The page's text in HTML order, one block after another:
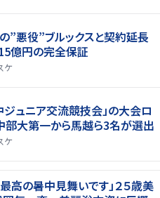
”悪役”ブルックスと契約延長
億円の完全保証
ケ
ジュニア交流競技会」の大会ロ
大第一から馬越ら3名が選出
ケ
最高の暑中見舞いです」２５歳美